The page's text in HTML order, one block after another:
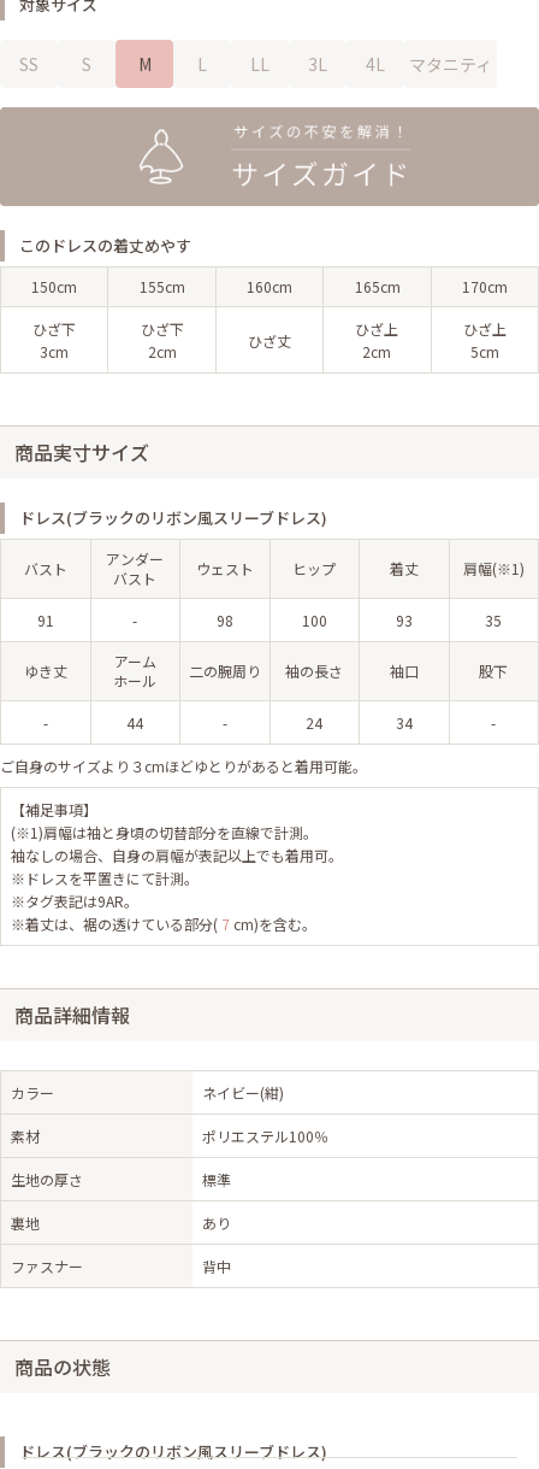
対象サイズ
SS S M L LL 3L 4L マタニティ
このドレスの着丈めやす
150cm 155cm 160cm 165cm 170cm
ひざ下
3cm
ひざ下
2cm
ひざ丈
ひざ上
2cm
ひざ上
5cm
商品実寸サイズ
ドレス(ブラックのリボン風スリーブドレス)
バスト
アンダー
バスト
ウェスト ヒップ 着丈 肩幅(※1)
91 - 98 100 93 35
ゆき丈
アーム
ホール
二の腕周り 袖の長さ 袖口 股下
- 44 - 24 34 -
ご自身のサイズより３cmほどゆとりがあると着用可能。
【補足事項】
(※1)肩幅は袖と身頃の切替部分を直線で計測。
袖なしの場合、自身の肩幅が表記以上でも着用可。
※ドレスを平置きにて計測。
※タグ表記は9AR。
※着丈は、裾の透けている部分( 7 cm)を含む。
商品詳細情報
カラー ネイビー(紺)
素材 ポリエステル100％
生地の厚さ 標準
裏地 あり
ファスナー 背中
商品の状態
ドレス(ブラックのリボン風スリーブドレス)